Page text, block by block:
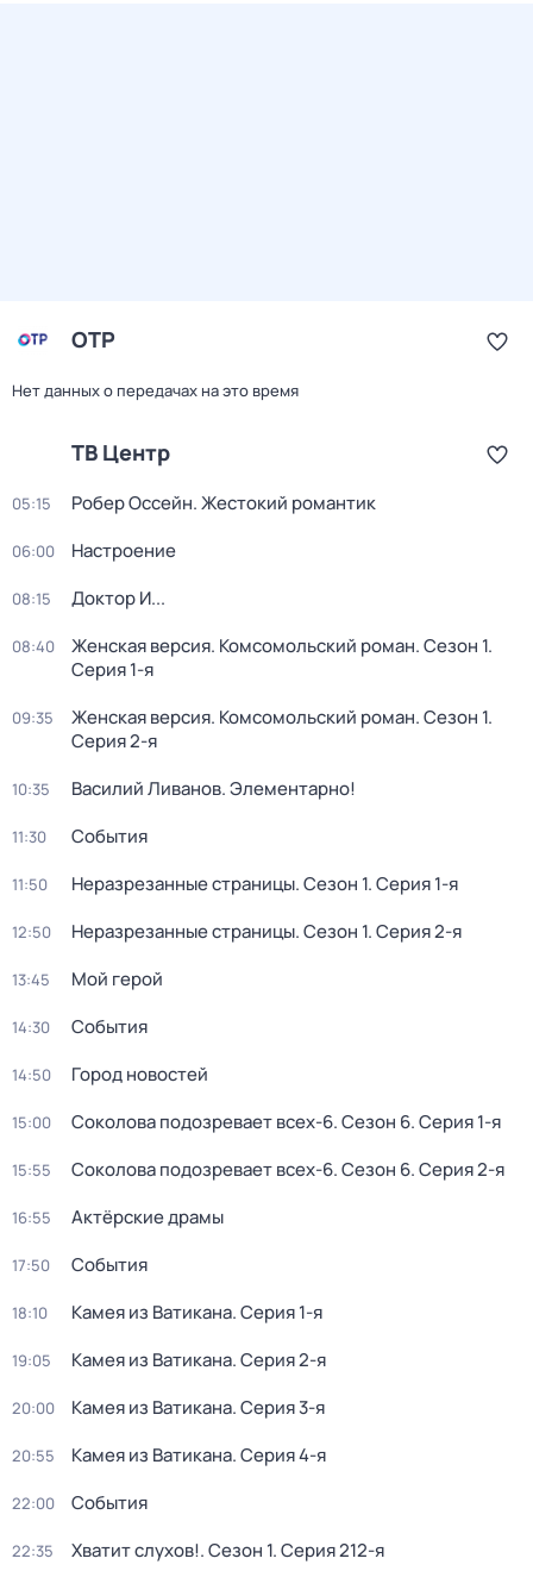
ОТР
Нет данных о передачах на это время
ТВ Центр
05:15 Робер Оссейн. Жестокий романтик
06:00 Настроение
08:15 Доктор И...
08:40 Женская версия. Комсомольский роман. Сезон 1.
Серия 1-я
09:35 Женская версия. Комсомольский роман. Сезон 1.
Серия 2-я
10:35 Василий Ливанов. Элементарно!
11:30 События
11:50 Неразрезанные страницы. Сезон 1. Серия 1-я
12:50 Неразрезанные страницы. Сезон 1. Серия 2-я
13:45 Мой герой
14:30 События
14:50 Город новостей
15:00 Соколова подозревает всех-6. Сезон 6. Серия 1-я
15:55 Соколова подозревает всех-6. Сезон 6. Серия 2-я
16:55 Актёрские драмы
17:50 События
18:10 Камея из Ватикана. Серия 1-я
19:05 Камея из Ватикана. Серия 2-я
20:00 Камея из Ватикана. Серия 3-я
20:55 Камея из Ватикана. Серия 4-я
22:00 События
22:35 Хватит слухов!. Сезон 1. Серия 212-я